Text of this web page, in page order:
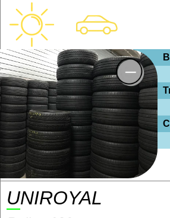
UNIROYAL